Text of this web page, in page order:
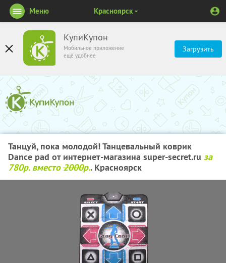
КупиКупон
Мобильное приложение
ещё удобнее
Загрузить
Меню Красноярск
Танцуй, пока молодой! Танцевальный коврик
Dance pad от интернет-магазина super-secret.ru за
780р. вместо2000р.. Красноярск